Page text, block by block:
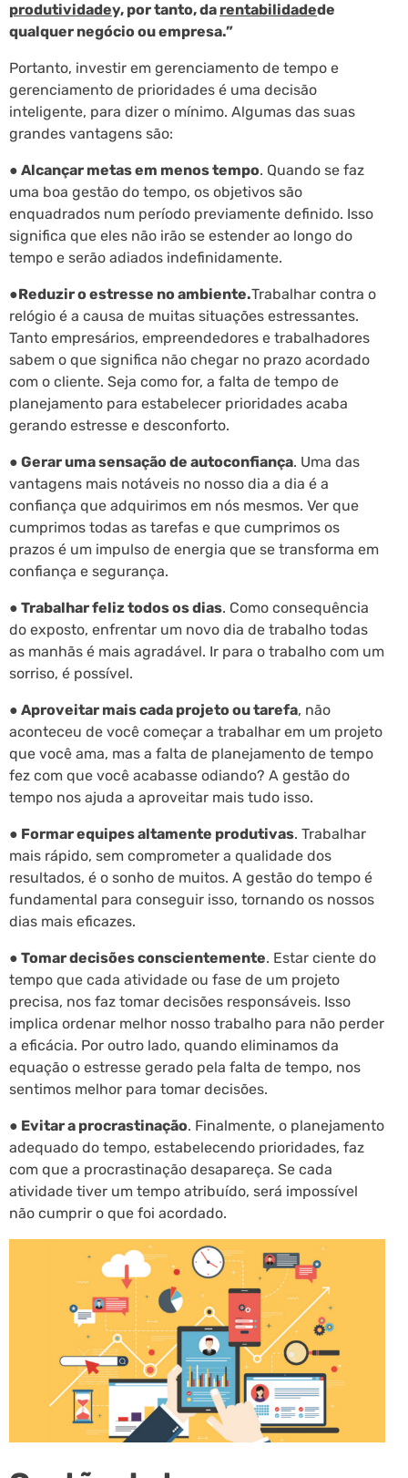
produtividadey, por tanto, da rentabilidadede
qualquer negócio ou empresa.”
Portanto, investir em gerenciamento de tempo e
gerenciamento de prioridades é uma decisão
inteligente, para dizer o mínimo. Algumas das suas
grandes vantagens são:
● Alcançar metas em menos tempo. Quando se faz
uma boa gestão do tempo, os objetivos são
enquadrados num período previamente definido. Isso
significa que eles não irão se estender ao longo do
tempo e serão adiados indefinidamente.
●Reduzir o estresse no ambiente.Trabalhar contra o
relógio é a causa de muitas situações estressantes.
Tanto empresários, empreendedores e trabalhadores
sabem o que significa não chegar no prazo acordado
com o cliente. Seja como for, a falta de tempo de
planejamento para estabelecer prioridades acaba
gerando estresse e desconforto.
● Gerar uma sensação de autoconfiança. Uma das
vantagens mais notáveis no nosso dia a dia é a
confiança que adquirimos em nós mesmos. Ver que
cumprimos todas as tarefas e que cumprimos os
prazos é um impulso de energia que se transforma em
confiança e segurança.
● Trabalhar feliz todos os dias. Como consequência
do exposto, enfrentar um novo dia de trabalho todas
as manhãs é mais agradável. Ir para o trabalho com um
sorriso, é possível.
● Aproveitar mais cada projeto ou tarefa, não
aconteceu de você começar a trabalhar em um projeto
que você ama, mas a falta de planejamento de tempo
fez com que você acabasse odiando? A gestão do
tempo nos ajuda a aproveitar mais tudo isso.
● Formar equipes altamente produtivas. Trabalhar
mais rápido, sem comprometer a qualidade dos
resultados, é o sonho de muitos. A gestão do tempo é
fundamental para conseguir isso, tornando os nossos
dias mais eficazes.
● Tomar decisões conscientemente. Estar ciente do
tempo que cada atividade ou fase de um projeto
precisa, nos faz tomar decisões responsáveis. Isso
implica ordenar melhor nosso trabalho para não perder
a eficácia. Por outro lado, quando eliminamos da
equação o estresse gerado pela falta de tempo, nos
sentimos melhor para tomar decisões.
● Evitar a procrastinação. Finalmente, o planejamento
adequado do tempo, estabelecendo prioridades, faz
com que a procrastinação desapareça. Se cada
atividade tiver um tempo atribuído, será impossível
não cumprir o que foi acordado.